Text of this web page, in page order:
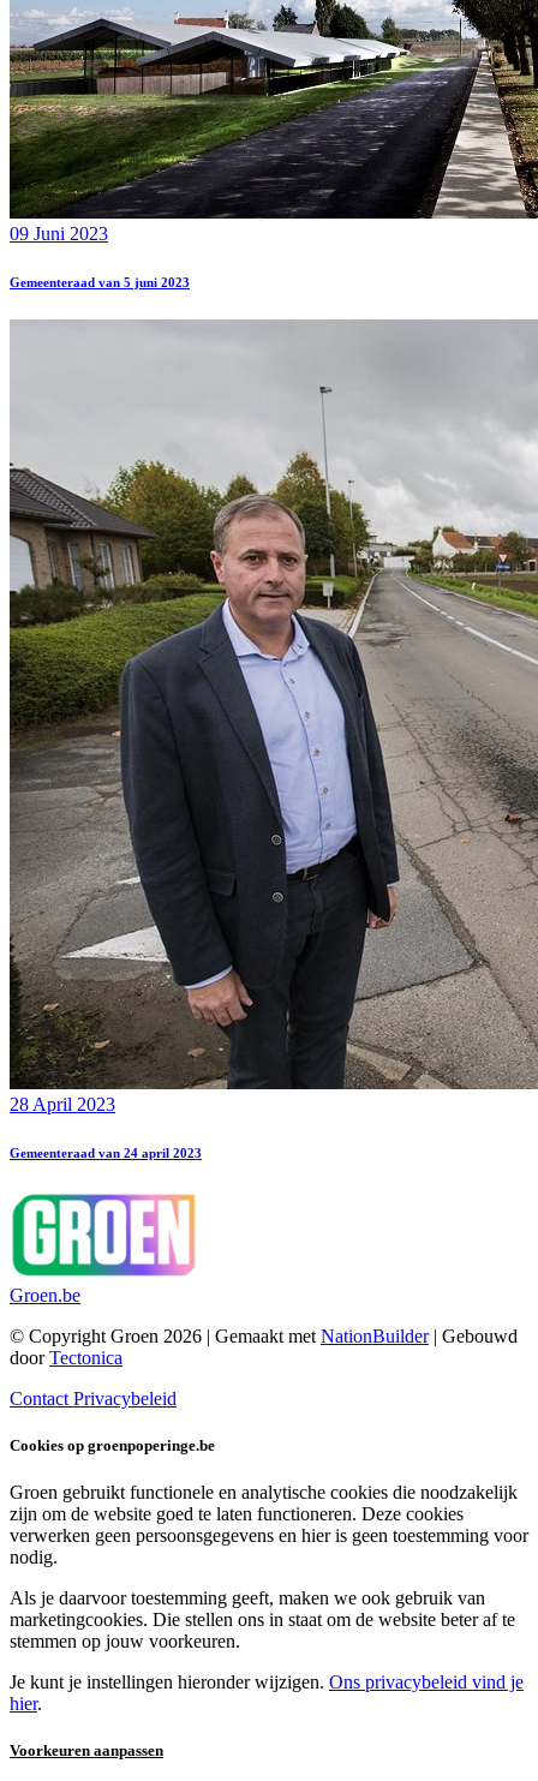
09 Juni 2023
Gemeenteraad van 5 juni 2023
28 April 2023
Gemeenteraad van 24 april 2023
Groen.be
© Copyright Groen 2026 | Gemaakt met NationBuilder| Gebouwd
doorTectonica
Contact Privacybeleid
Cookies op groenpoperinge.be
Groen gebruikt functionele en analytische cookies die noodzakelijk
zijn om de website goed te laten functioneren. Deze cookies
verwerken geen persoonsgegevens en hier is geen toestemming voor
nodig.
Als je daarvoor toestemming geeft, maken we ook gebruik van
marketingcookies. Die stellen ons in staat om de website beter af te
stemmen op jouw voorkeuren.
Je kunt je instellingen hieronder wijzigen. Ons privacybeleid vind je
hier.
Voorkeuren aanpassen